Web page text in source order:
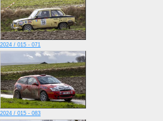
2024 / 015 - 071
2024 / 015 - 083